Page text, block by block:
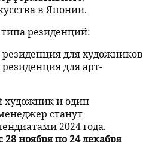
в Японии.
типа резиденций:
для художников
для арт-
и один
станут
2024 года.
ноября по 24 декабря